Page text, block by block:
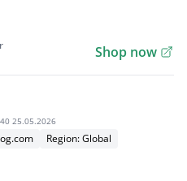
Shop now
25.05.2026
Region: Global